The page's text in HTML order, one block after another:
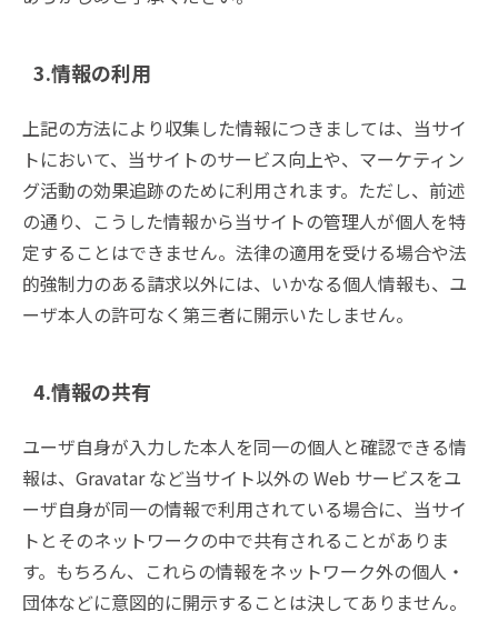
3.情報の利用
上記の方法により収集した情報につきましては、当サイ
トにおいて、当サイトのサービス向上や、マーケティン
グ活動の効果追跡のために利用されます。ただし、前述
の通り、こうした情報から当サイトの管理人が個人を特
定することはできません。法律の適用を受ける場合や法
的強制力のある請求以外には、いかなる個人情報も、ユ
ーザ本人の許可なく第三者に開示いたしません。
4.情報の共有
ユーザ自身が入力した本人を同一の個人と確認できる情
報は、Gravatar など当サイト以外の Web サービスをユ
ーザ自身が同一の情報で利用されている場合に、当サイ
トとそのネットワークの中で共有されることがありま
す。もちろん、これらの情報をネットワーク外の個人・
団体などに意図的に開示することは決してありません。